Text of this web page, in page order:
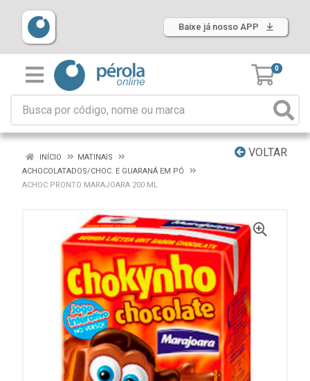
Baixe já nosso APP
0
VOLTAR
INÍCIO
MATINAIS
ACHOCOLATADOS/CHOC. E GUARANÁ EM PÓ
ACHOC PRONTO MARAJOARA 200 ML